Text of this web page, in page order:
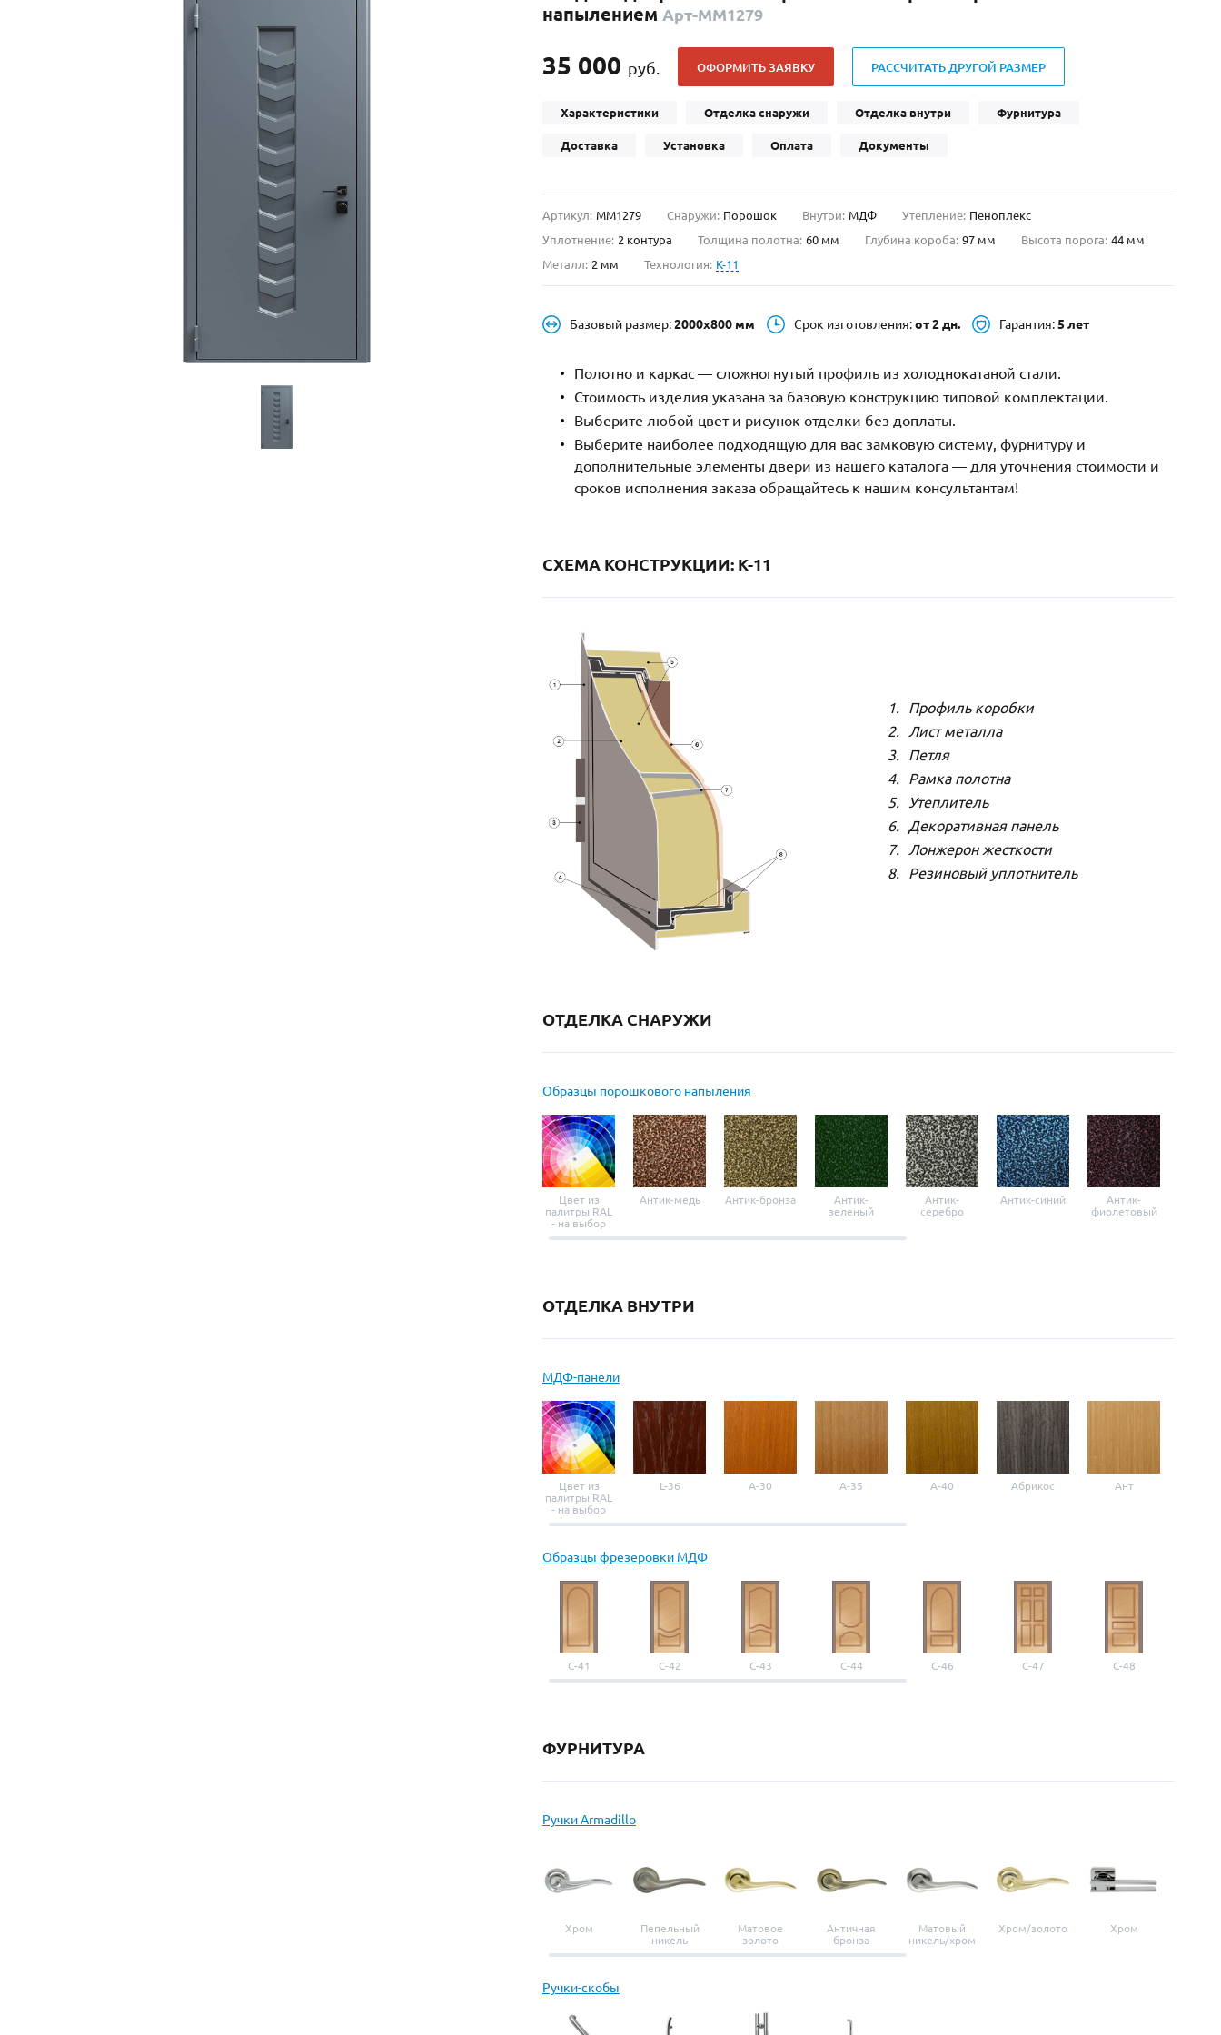
(46)
С отбойником(91)
С импостами (73)
С витражами (11)
В современном стиле
С фрамугой(265)
4-го класса защиты (499)
Полуторапольные
напылением Арт-ММ1279
35 000 руб. ОФОРМИТЬ ЗАЯВКУ РАССЧИТАТЬ ДРУГОЙ РАЗМЕР
Характеристики Отделка снаружи Отделка внутри Фурнитура
Доставка Установка Оплата Документы
Артикул: ММ1279 Снаружи: Порошок Внутри: МДФ Утепление: Пеноплекс
Уплотнение: 2 контура Толщина полотна: 60 мм Глубина короба: 97 мм Высота порога: 44 мм
Металл: 2 мм Технология: K-11
Базовый размер:2000х800 мм Срок изготовления:от 2 дн. Гарантия:5 лет
Полотно и каркас — сложногнутый профиль из холоднокатаной стали.
Стоимость изделия указана за базовую конструкцию типовой комплектации.
Выберите любой цвет и рисунок отделки без доплаты.
Выберите наиболее подходящую для вас замковую систему, фурнитуру и
дополнительные элементы двери из нашего каталога — для уточнения стоимости и
сроков исполнения заказа обращайтесь к нашим консультантам!
СХЕМА КОНСТРУКЦИИ: K-11
Профиль коробки
Лист металла
Петля
Рамка полотна
Утеплитель
Декоративная панель
Лонжерон жесткости
Резиновый уплотнитель
ОТДЕЛКА СНАРУЖИ
Образцы порошкового напыления
Цвет из
палитры RAL
- на выбор
Антик-медь Антик-бронза
Антик-
зеленый
Антик-
серебро
Антик-синий
Антик-
фиолетовый
ОТДЕЛКА ВНУТРИ
МДФ-панели
Цвет из
палитры RAL
- на выбор
L-36 A-30 A-35 A-40 Абрикос Ант
Образцы фрезеровки МДФ
С-41 С-42 С-43 С-44 С-46 С-47 С-48
ФУРНИТУРА
Ручки Armadillo
Хром
Пепельный
никель
Матовое
золото
Античная
бронза
Матовый
никель/хром
Хром/золото Хром
Ручки-скобы